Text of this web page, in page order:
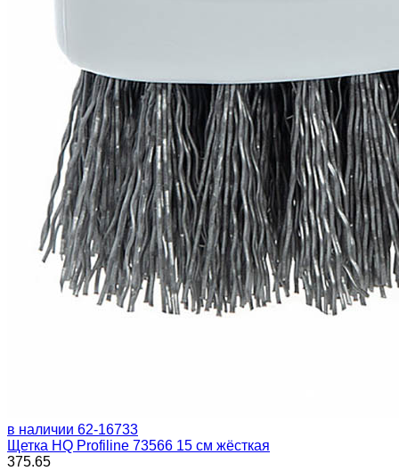
в наличии 62-16733
Щетка HQ Profiline 73566 15 см жёсткая
375.65